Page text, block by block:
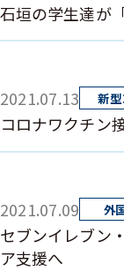
石垣の学生達が
2021.07.13
コロナワクチン
2021.07.09
セブンイレブン
ア支援へ